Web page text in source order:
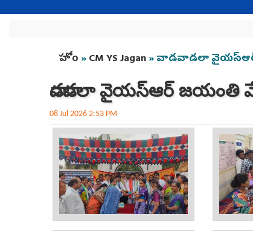
You are here
హోం »CM YS Jagan» వాడవాడలా వైయ‌స్ఆర్
వాడవాడలా వైయ‌స్ఆర్ జ‌యంతి
08 Jul 2026 2:53 PM